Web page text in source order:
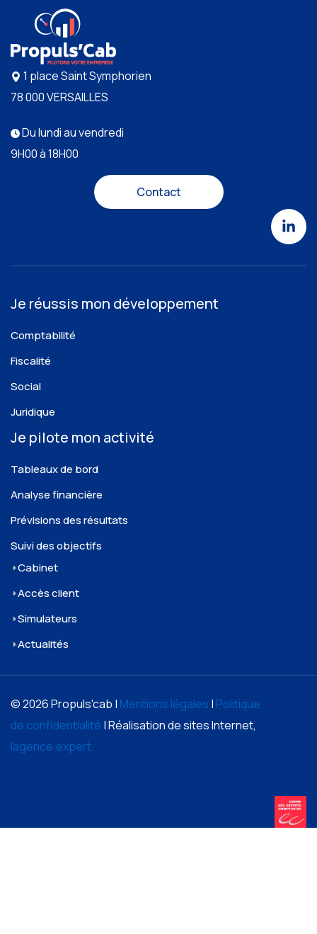
1 place Saint Symphorien
78 000 VERSAILLES
Du lundi au vendredi
9H00 à 18H00
Contact
Je réussis mon développement
Comptabilité
Fiscalité
Social
Juridique
Je pilote mon activité
Tableaux de bord
Analyse financière
Prévisions des résultats
Suivi des objectifs
Cabinet
Accès client
Simulateurs
Actualités
© 2026 Propuls'cab | Mentions légales | Politique
de confidentialité | Réalisation de sites Internet,
lagence.expert